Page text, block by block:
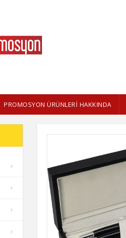
PROMOSYON ÜRÜNLERI HAKKINDA